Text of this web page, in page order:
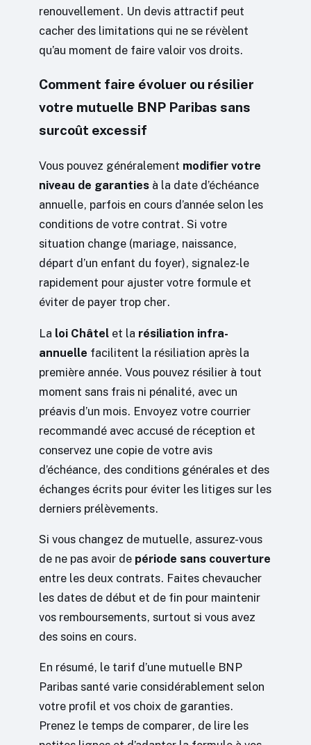
renouvellement. Un devis attractif peut
cacher des limitations qui ne se révèlent
qu’au moment de faire valoir vos droits.
Comment faire évoluer ou résilier
votre mutuelle BNP Paribas sans
surcoût excessif
Vous pouvez généralement modifier votre
niveau de garanties à la date d’échéance
annuelle, parfois en cours d’année selon les
conditions de votre contrat. Si votre
situation change (mariage, naissance,
départ d’un enfant du foyer), signalez-le
rapidement pour ajuster votre formule et
éviter de payer trop cher.
La loi Châtel et la résiliation infra-
annuelle facilitent la résiliation après la
première année. Vous pouvez résilier à tout
moment sans frais ni pénalité, avec un
préavis d’un mois. Envoyez votre courrier
recommandé avec accusé de réception et
conservez une copie de votre avis
d’échéance, des conditions générales et des
échanges écrits pour éviter les litiges sur les
derniers prélèvements.
Si vous changez de mutuelle, assurez-vous
de ne pas avoir de période sans couverture
entre les deux contrats. Faites chevaucher
les dates de début et de fin pour maintenir
vos remboursements, surtout si vous avez
des soins en cours.
En résumé, le tarif d’une mutuelle BNP
Paribas santé varie considérablement selon
votre profil et vos choix de garanties.
Prenez le temps de comparer, de lire les